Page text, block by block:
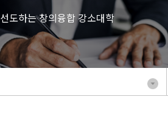
도하는 창의융합 강소대학